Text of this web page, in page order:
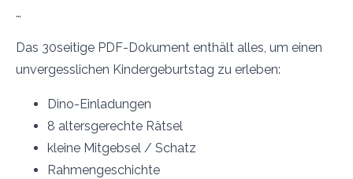
…
Das 30seitige PDF-Dokument enthält alles, um einen
unvergesslichen Kindergeburtstag zu erleben:
Dino-Einladungen
8 altersgerechte Rätsel
kleine Mitgebsel / Schatz
Rahmengeschichte